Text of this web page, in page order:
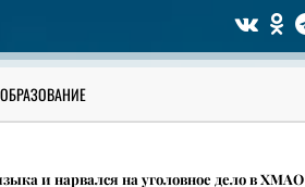
ОБРАЗОВАНИЕ
и нарвался на уголовное дело в ХМАО